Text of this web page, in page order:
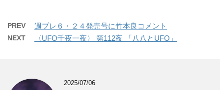
PREV 週プレ６・２４発売号に竹本良コメント
NEXT 〈UFO千夜一夜〉 第112夜 「八八とUFO」
2025/07/06